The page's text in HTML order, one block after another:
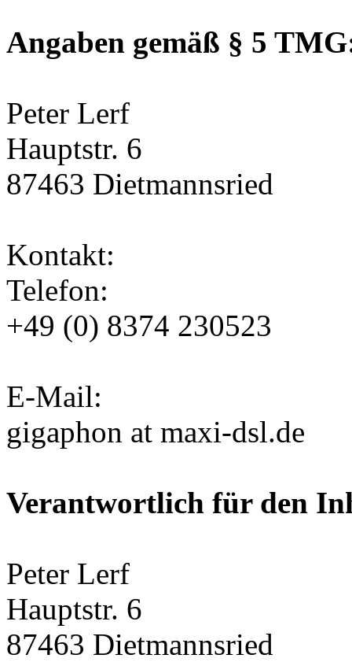
Angaben gemäß § 5
Peter Lerf
Hauptstr. 6
87463 Dietmannsried
Kontakt:
Telefon:
+49 (0) 8374 230523
E-Mail:
gigaphon at maxi-dsl.de
Verantwortlich für den
Peter Lerf
Hauptstr. 6
87463 Dietmannsried